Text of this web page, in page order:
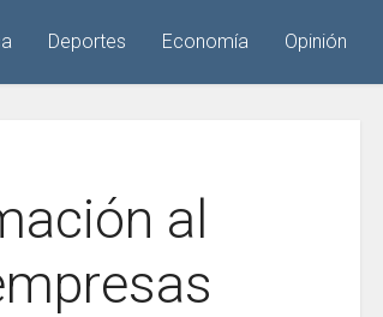
Deportes Economía Opinión
al